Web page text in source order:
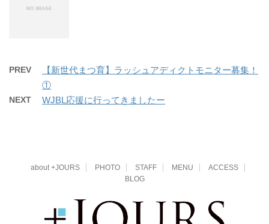
PREV
【新世代まつ育】ラッシュアディクトモニター募集！
①
NEXT WJBL応援に行ってきましたー
about +JOURS PHOTO STAFF MENU
ACCESS
BLOG